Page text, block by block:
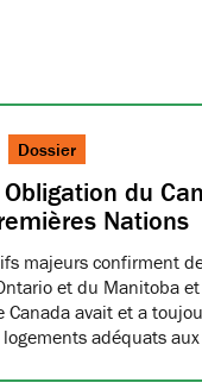
Dossier
du
Nations
majeurs confirment
et du Manitoba
Canada avait et a
adéquats